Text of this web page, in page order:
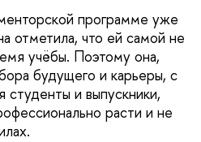
программе уже
отметила, что ей самой не
учёбы. Поэтому она,
будущего и карьеры, с
студенты и выпускники,
расти и не